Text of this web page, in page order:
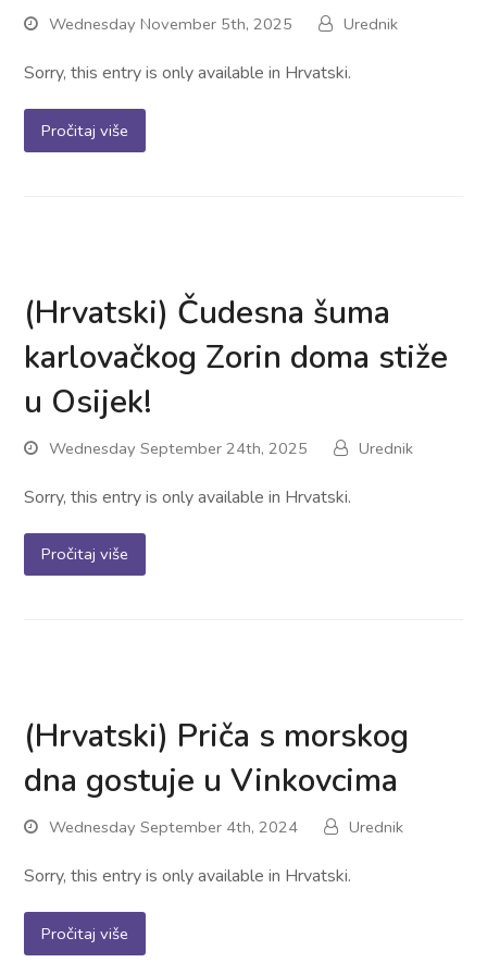
Wednesday November 5th, 2025 Urednik
Sorry, this entry is only available in Hrvatski.
Pročitaj više
(Hrvatski) Čudesna šuma
karlovačkog Zorin doma stiže
u Osijek!
Wednesday September 24th, 2025 Urednik
Sorry, this entry is only available in Hrvatski.
Pročitaj više
(Hrvatski) Priča s morskog
dna gostuje u Vinkovcima
Wednesday September 4th, 2024 Urednik
Sorry, this entry is only available in Hrvatski.
Pročitaj više